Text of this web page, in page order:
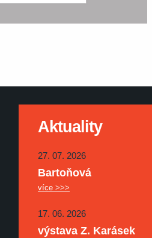
Aktuality
27. 07. 2026
Bartoňová
více >>>
17. 06. 2026
výstava Z. Karásek